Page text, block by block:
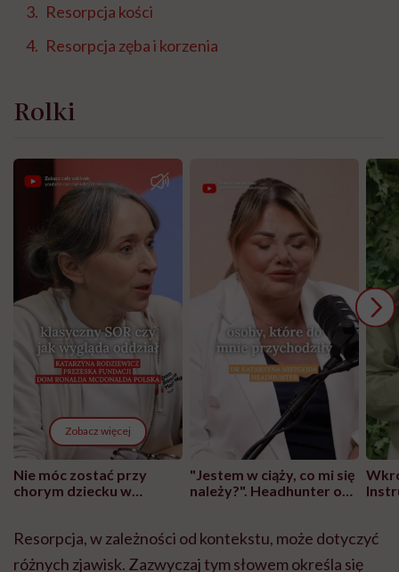
Resorpcja kości
Resorpcja zęba i korzenia
Rolki
Zobacz więcej
Nie móc zostać przy
chorym dziecku w
może chyba tylko
głupota i brak
"Jestem w ciąży, co mi się
należy?". Headhunter o
pracy
Resorpcja, w zależności od kontekstu, może dotyczyć
różnych zjawisk. Zazwyczaj tym słowem określa się